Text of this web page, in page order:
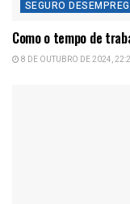
SEGURO
Como o tempo de
8 DE OUTUBRO DE 2024,